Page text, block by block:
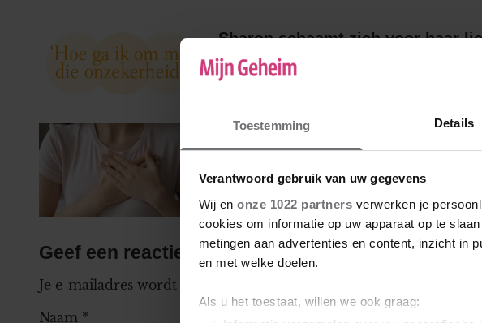
Toestemming Details
Verantwoord gebruik van uw gegevens
Wij en onze 1022 partners verwerken je
cookies om informatie op uw apparaat op te
metingen aan advertenties en content, inzicht in
en met welke doelen.
Als u het toestaat, willen we ook graag:
Sharon schaamt zich voor haar
Viviënne vertelde niemand over
Geef een reactie
Je e-mailadres wordt niet gepubliceerd.
Naam *